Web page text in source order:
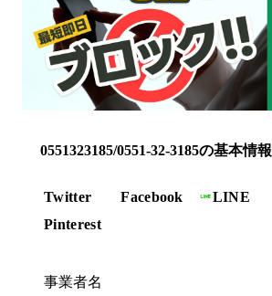
0551323185/0551-32-3185の基本情報
Twitter Facebook LINE
Pinterest
事業者名